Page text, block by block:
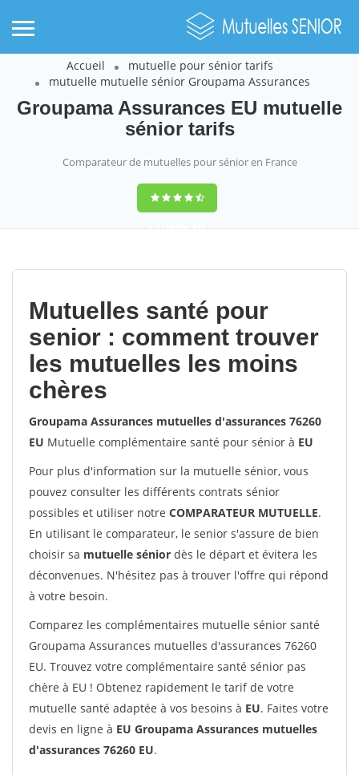
Accueil
mutuelle pour sénior tarifs
mutuelle mutuelle sénior Groupama Assurances
Groupama Assurances EU mutuelle
sénior tarifs
Comparateur de mutuelles pour sénior en France
9,2(100%)452
Mutuelles santé pour
senior : comment trouver
les mutuelles les moins
chères
Groupama Assurances mutuelles d'assurances 76260
EU Mutuelle complémentaire santé pour sénior à EU
Pour plus d'information sur la mutuelle sénior, vous
pouvez consulter les différents contrats sénior
possibles et utiliser notre COMPARATEUR MUTUELLE.
En utilisant le comparateur, le senior s'assure de bien
choisir sa mutuelle sénior dès le départ et évitera les
déconvenues. N'hésitez pas à trouver l'offre qui répond
à votre besoin.
Comparez les complémentaires mutuelle sénior santé
Groupama Assurances mutuelles d'assurances 76260
EU. Trouvez votre complémentaire santé sénior pas
chère à EU ! Obtenez rapidement le tarif de votre
mutuelle santé adaptée à vos besoins à EU. Faites votre
devis en ligne à EU Groupama Assurances mutuelles
d'assurances 76260 EU.